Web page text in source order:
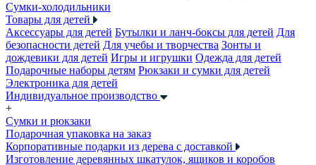
Сумки-холодильники
Товары для детей
Аксессуары для детей Бутылки и ланч-боксы для детей Для
безопасности детей Для учебы и творчества Зонты и
дождевики для детей Игры и игрушки Одежда для детей
Подарочные наборы детям Рюкзаки и сумки для детей
Электроника для детей
Индивидуальное производство
+
Сумки и рюкзаки
Подарочная упаковка на заказ
Корпоративные подарки из дерева с доставкой
Изготовление деревянных шкатулок, ящиков и коробов